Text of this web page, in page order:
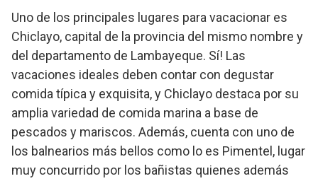
Uno de los principales lugares para vacacionar es
Chiclayo, capital de la provincia del mismo nombre y
del departamento de Lambayeque. Sí! Las
vacaciones ideales deben contar con degustar
comida típica y exquisita, y Chiclayo destaca por su
amplia variedad de comida marina a base de
pescados y mariscos. Además, cuenta con uno de
los balnearios más bellos como lo es Pimentel, lugar
muy concurrido por los bañistas quienes además